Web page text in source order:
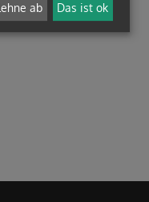
ab Das ist ok